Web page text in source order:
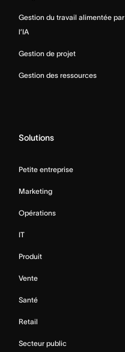
Gestion du travail alimentée par
l’IA
Gestion de projet
Gestion des ressources
Solutions
Petite entreprise
Marketing
Opérations
IT
Produit
Vente
Santé
Retail
Secteur public